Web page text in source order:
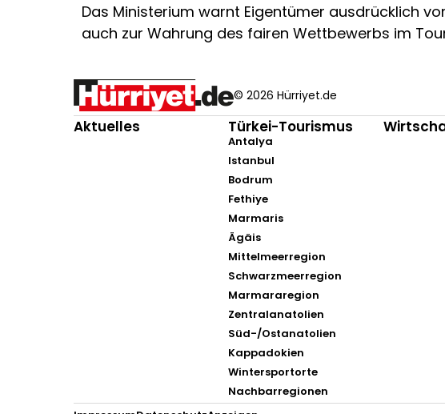
Das Ministerium warnt Eigentümer ausdrücklich
auch zur Wahrung des fairen Wettbewerbs im
© 2026 Hürriyet.de
Aktuelles Türkei-Tourismus
Antalya
Istanbul
Bodrum
Fethiye
Marmaris
Ägäis
Mittelmeerregion
Schwarzmeerregion
Marmararegion
Zentralanatolien
Süd-/Ostanatolien
Kappadokien
Wintersportorte
Nachbarregionen